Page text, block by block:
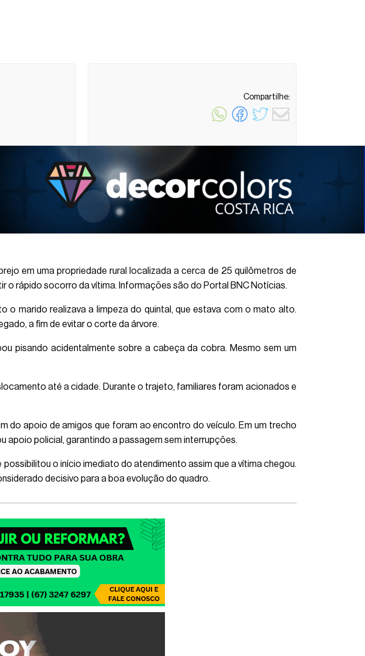
Compartilhe:
em uma propriedade rural localizada a cerca de 25 quilômetros de
o rápido socorro da vítima. Informações são do Portal BNC Notícias.
marido realizava a limpeza do quintal, que estava com o mato alto.
a fim de evitar o corte da árvore.
pisando acidentalmente sobre a cabeça da cobra. Mesmo sem um
até a cidade. Durante o trajeto, familiares foram acionados e
do apoio de amigos que foram ao encontro do veículo. Em um trecho
apoio policial, garantindo a passagem sem interrupções.
o início imediato do atendimento assim que a vítima chegou.
decisivo para a boa evolução do quadro.